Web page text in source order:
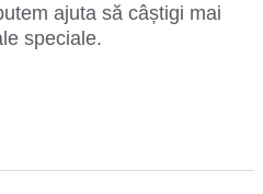
ajuta să câștigi mai
speciale.